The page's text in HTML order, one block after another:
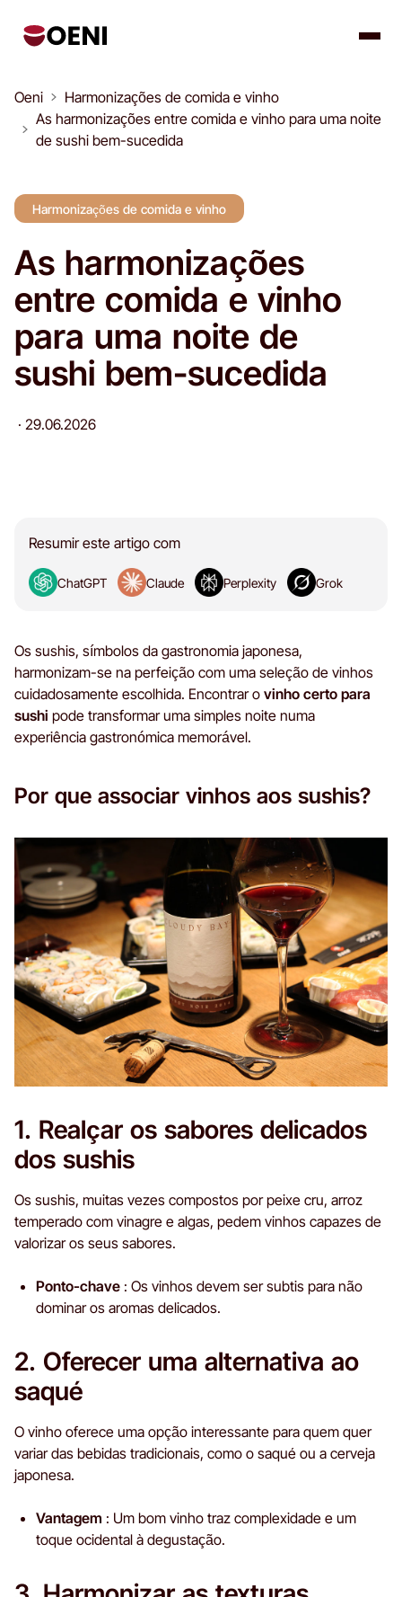
Oeni
Harmonizações de comida e vinho
As harmonizações entre comida e vinho para uma noite
de sushi bem-sucedida
Harmonizações de comida e vinho
As harmonizações
entre comida e vinho
para uma noite de
sushi bem-sucedida
· 29.06.2026
Resumir este artigo com
ChatGPT Claude Perplexity Grok
Os sushis, símbolos da gastronomia japonesa,
harmonizam-se na perfeição com uma seleção de vinhos
cuidadosamente escolhida. Encontrar o vinho certo para
sushi pode transformar uma simples noite numa
experiência gastronómica memorável.
Por que associar vinhos aos sushis?
1. Realçar os sabores delicados
dos sushis
Os sushis, muitas vezes compostos por peixe cru, arroz
temperado com vinagre e algas, pedem vinhos capazes de
valorizar os seus sabores.
Ponto-chave : Os vinhos devem ser subtis para não
dominar os aromas delicados.
2. Oferecer uma alternativa ao
saqué
O vinho oferece uma opção interessante para quem quer
variar das bebidas tradicionais, como o saqué ou a cerveja
japonesa.
Vantagem : Um bom vinho traz complexidade e um
toque ocidental à degustação.